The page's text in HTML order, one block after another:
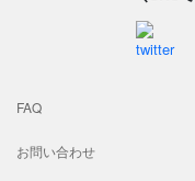
FAQ
お問い合わせ